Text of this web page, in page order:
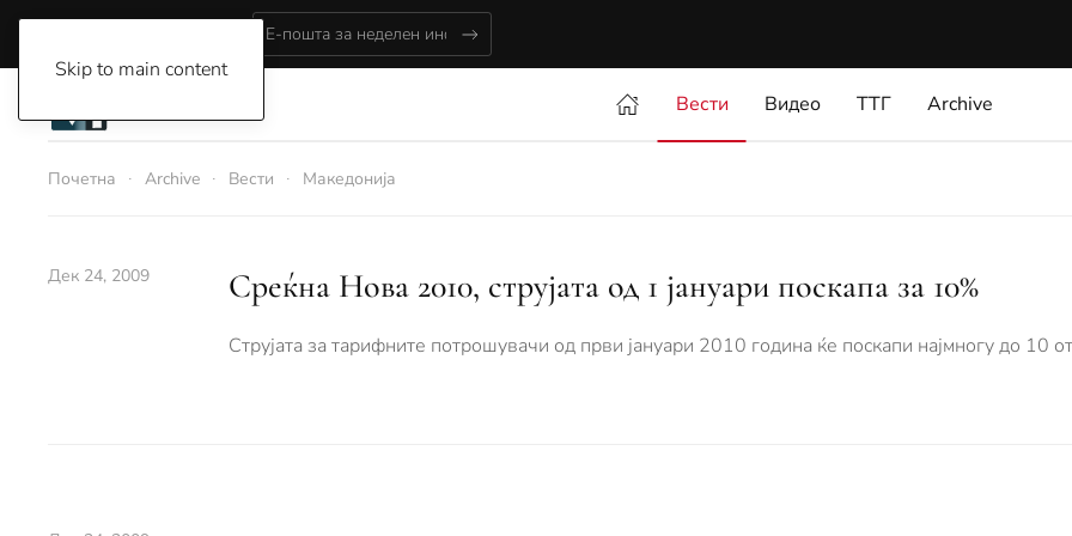
Skip to main content
Вести Видео ТТГ Archive
Почетна Archive Вести Македонија
Дек 24, 2009 Среќна Нова 2010, струјата од 1 јануари поскапа за 10%
Струјата за тарифните потрошувачи од први јануари 2010 година ќе поскапи најмногу до 10